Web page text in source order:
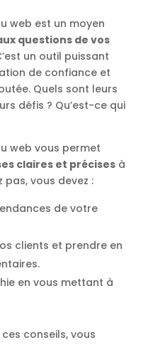
web est un moyen
questions de vos
un outil puissant
de confiance et
Quels sont leurs
défis ? Qu’est-ce qui
web vous permet
claires et précisesà
pas, vous devez :
de votre
clients et prendre en
en vous mettant à
conseils, vous